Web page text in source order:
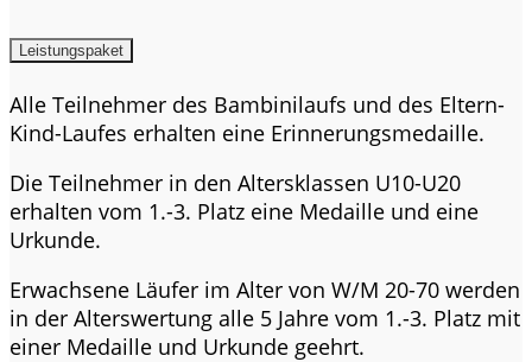
Leistungspaket
Alle Teilnehmer des Bambinilaufs und des Eltern-
Kind-Laufes erhalten eine Erinnerungsmedaille.
Die Teilnehmer in den Altersklassen U10-U20
erhalten vom 1.-3. Platz eine Medaille und eine
Urkunde.
Erwachsene Läufer im Alter von W/M 20-70 werden
in der Alterswertung alle 5 Jahre vom 1.-3. Platz mit
einer Medaille und Urkunde geehrt.